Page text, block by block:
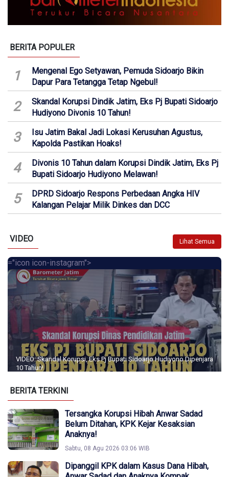
BERITA POPULER
1
Mengenal Ego Setyawan, Pemuda Sidoarjo Bikin
Dapur Para Tetangga Tetap Ngebul!
2
Skandal Korupsi Dindik Jatim, Eks Pj Bupati Sidoarjo
Hudiyono Divonis 10 Tahun!
3
Isu Jatim Bakal Jadi Lokasi Kerusuhan Agustus,
Kapolda Pastikan Hoaks!
4
Divonis 10 Tahun dalam Korupsi Dindik Jatim, Eks Pj
Bupati Sidoarjo Hudiyono Melawan!
5
DPRD Sidoarjo Respons Perbedaan Angka HIV
Kalangan Pelajar Milik Dinkes dan DCC
VIDEO Lihat Semua
="icon icon-instagram">
VIDEO: Skandal Korupsi, Eks Pj Bupati Sidoarjo Hudiyono Dipenjara
10 Tahun!
BERITA TERKINI
Tersangka Korupsi Hibah Anwar Sadad
Belum Ditahan, KPK Kejar Kesaksian
Anaknya!
Sabtu, 08 Agu 2026 03:06 WIB
Dipanggil KPK dalam Kasus Dana Hibah,